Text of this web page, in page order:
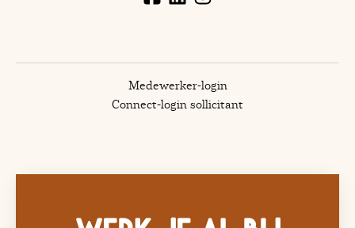
Medewerker-login
Connect-login sollicitant